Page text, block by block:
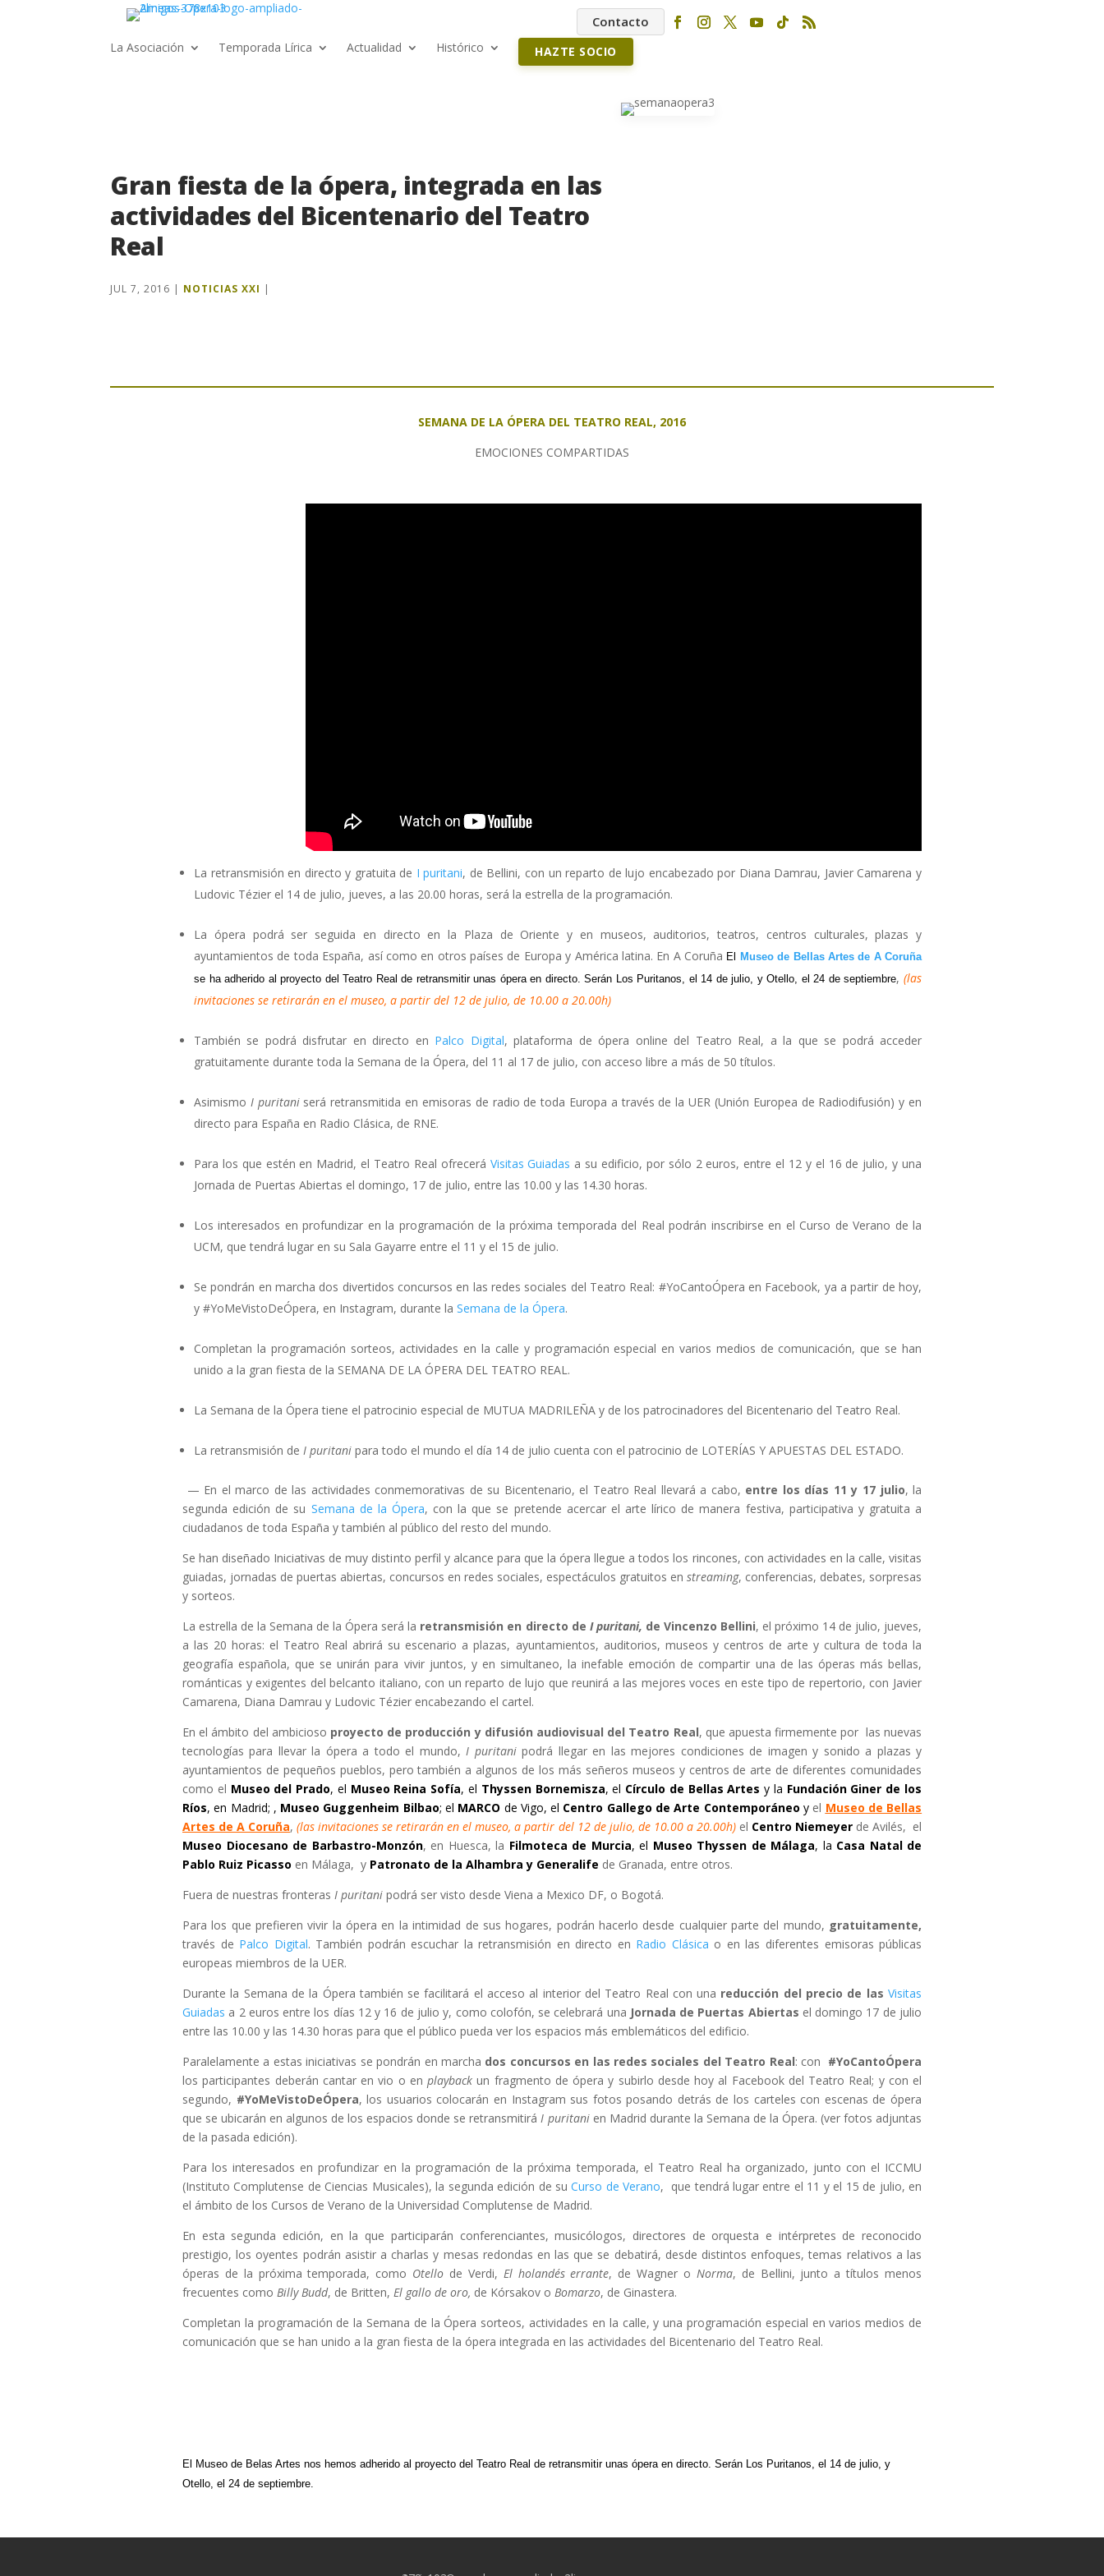
Contacto
La Asociación Temporada Lírica Actualidad Histórico HAZTE SOCIO
Gran fiesta de la ópera, integrada en las
actividades del Bicentenario del Teatro
Real
JUL 7, 2016 | NOTICIAS XXI |
SEMANA DE LA ÓPERA DEL TEATRO REAL, 2016
EMOCIONES COMPARTIDAS
La retransmisión en directo y gratuita de I puritani, de Bellini, con un reparto de lujo encabezado por Diana Damrau, Javier Camarena y
Ludovic Tézier el 14 de julio, jueves, a las 20.00 horas, será la estrella de la programación.
La ópera podrá ser seguida en directo en la Plaza de Oriente y en museos, auditorios, teatros, centros culturales, plazas y
ayuntamientos de toda España, así como en otros países de Europa y América latina. En A Coruña El Museo de Bellas Artes de A Coruña
se ha adherido al proyecto del Teatro Real de retransmitir unas ópera en directo. Serán Los Puritanos, el 14 de julio, y Otello, el 24 de septiembre,(las
invitaciones se retirarán en el museo, a partir del 12 de julio, de 10.00 a 20.00h)
También se podrá disfrutar en directo en Palco Digital, plataforma de ópera online del Teatro Real, a la que se podrá acceder
gratuitamente durante toda la Semana de la Ópera, del 11 al 17 de julio, con acceso libre a más de 50 títulos.
Asimismo I puritaniserá retransmitida en emisoras de radio de toda Europa a través de la UER (Unión Europea de Radiodifusión) y en
directo para España en Radio Clásica, de RNE.
Para los que estén en Madrid, el Teatro Real ofrecerá Visitas Guiadas a su edificio, por sólo 2 euros, entre el 12 y el 16 de julio, y una
Jornada de Puertas Abiertas el domingo, 17 de julio, entre las 10.00 y las 14.30 horas.
Los interesados en profundizar en la programación de la próxima temporada del Real podrán inscribirse en el Curso de Verano de la
UCM, que tendrá lugar en su Sala Gayarre entre el 11 y el 15 de julio.
Se pondrán en marcha dos divertidos concursos en las redes sociales del Teatro Real: #YoCantoÓpera en Facebook, ya a partir de hoy,
y #YoMeVistoDeÓpera, en Instagram, durante la Semana de la Ópera.
Completan la programación sorteos, actividades en la calle y programación especial en varios medios de comunicación, que se han
unido a la gran fiesta de la SEMANA DE LA ÓPERA DEL TEATRO REAL.
La Semana de la Ópera tiene el patrocinio especial de MUTUA MADRILEÑA y de los patrocinadores del Bicentenario del Teatro Real.
La retransmisión de I puritani para todo el mundo el día 14 de julio cuenta con el patrocinio de LOTERÍAS Y APUESTAS DEL ESTADO.
— En el marco de las actividades conmemorativas de su Bicentenario, el Teatro Real llevará a cabo, entre los días 11 y 17 julio, la
segunda edición de su Semana de la Ópera, con la que se pretende acercar el arte lírico de manera festiva, participativa y gratuita a
ciudadanos de toda España y también al público del resto del mundo.
Se han diseñado Iniciativas de muy distinto perfil y alcance para que la ópera llegue a todos los rincones, con actividades en la calle, visitas
guiadas, jornadas de puertas abiertas, concursos en redes sociales, espectáculos gratuitos en streaming, conferencias, debates, sorpresas
y sorteos.
La estrella de la Semana de la Ópera será la retransmisión en directo de I puritani, de Vincenzo Bellini, el próximo 14 de julio, jueves,
a las 20 horas: el Teatro Real abrirá su escenario a plazas, ayuntamientos, auditorios, museos y centros de arte y cultura de toda la
geografía española, que se unirán para vivir juntos, y en simultaneo, la inefable emoción de compartir una de las óperas más bellas,
románticas y exigentes del belcanto italiano, con un reparto de lujo que reunirá a las mejores voces en este tipo de repertorio, con Javier
Camarena, Diana Damrau y Ludovic Tézier encabezando el cartel.
En el ámbito del ambicioso proyecto de producción y difusión audiovisual del Teatro Real, que apuesta firmemente por las nuevas
tecnologías para llevar la ópera a todo el mundo, I puritanipodrá llegar en las mejores condiciones de imagen y sonido a plazas y
ayuntamientos de pequeños pueblos, pero también a algunos de los más señeros museos y centros de arte de diferentes comunidades
como el Museo del Prado, el Museo Reina Sofía, el Thyssen Bornemisza, el Círculo de Bellas Artes y la Fundación Giner de los
Ríos, en Madrid; , Museo Guggenheim Bilbao; el MARCO de Vigo, el Centro Gallego de Arte Contemporáneo yel Museo de Bellas
Artes de A Coruña,(las invitaciones se retirarán en el museo, a partir del 12 de julio, de 10.00 a 20.00h) el Centro Niemeyer de Avilés, el
Museo Diocesano de Barbastro-Monzón, en Huesca, la Filmoteca de Murcia, el Museo Thyssen de Málaga, la Casa Natal de
Pablo Ruiz Picasso en Málaga, y Patronato de la Alhambra y Generalife de Granada, entre otros.
Fuera de nuestras fronteras I puritani podrá ser visto desde Viena a Mexico DF, o Bogotá.
Para los que prefieren vivir la ópera en la intimidad de sus hogares, podrán hacerlo desde cualquier parte del mundo, gratuitamente,
través de Palco Digital. También podrán escuchar la retransmisión en directo en Radio Clásica o en las diferentes emisoras públicas
europeas miembros de la UER.
Durante la Semana de la Ópera también se facilitará el acceso al interior del Teatro Real con una reducción del precio de lasVisitas
Guiadas a 2 euros entre los días 12 y 16 de julio y, como colofón, se celebrará una Jornada de Puertas Abiertas el domingo 17 de julio
entre las 10.00 y las 14.30 horas para que el público pueda ver los espacios más emblemáticos del edificio.
Paralelamente a estas iniciativas se pondrán en marcha dos concursos en las redes sociales del Teatro Real: con #YoCantoÓpera
los participantes deberán cantar en vio o en playback un fragmento de ópera y subirlo desde hoy al Facebook del Teatro Real; y con el
segundo, #YoMeVistoDeÓpera, los usuarios colocarán en Instagram sus fotos posando detrás de los carteles con escenas de ópera
que se ubicarán en algunos de los espacios donde se retransmitirá I puritani en Madrid durante la Semana de la Ópera. (ver fotos adjuntas
de la pasada edición).
Para los interesados en profundizar en la programación de la próxima temporada, el Teatro Real ha organizado, junto con el ICCMU
(Instituto Complutense de Ciencias Musicales), la segunda edición de suCurso de Verano, que tendrá lugar entre el 11 y el 15 de julio, en
el ámbito de los Cursos de Verano de la Universidad Complutense de Madrid.
En esta segunda edición, en la que participarán conferenciantes, musicólogos, directores de orquesta e intérpretes de reconocido
prestigio, los oyentes podrán asistir a charlas y mesas redondas en las que se debatirá, desde distintos enfoques, temas relativos a las
óperas de la próxima temporada, como Otello de Verdi, El holandés errante, de Wagner o Norma, de Bellini, junto a títulos menos
frecuentes como Billy Budd, de Britten, El gallo de oro, de Kórsakov o Bomarzo, de Ginastera.
Completan la programación de la Semana de la Ópera sorteos, actividades en la calle, y una programación especial en varios medios de
comunicación que se han unido a la gran fiesta de la ópera integrada en las actividades del Bicentenario del Teatro Real.
El Museo de Belas Artes nos hemos adherido al proyecto del Teatro Real de retransmitir unas ópera en directo. Serán Los Puritanos, el 14 de julio, y
Otello, el 24 de septiembre.